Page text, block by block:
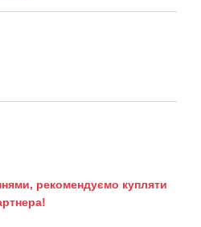
рекомендуємо купляти